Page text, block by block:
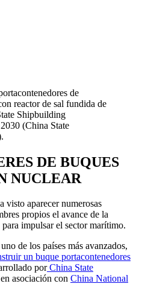
de
reactor de sal fundida de
Shipbuilding
(China State
DE BUQUES
NUCLEAR
visto aparecer numerosas
propios el avance de la
impulsar el sector marítimo.
de los países más avanzados,
un buque portacontenedores
porChina State
en asociación con China National